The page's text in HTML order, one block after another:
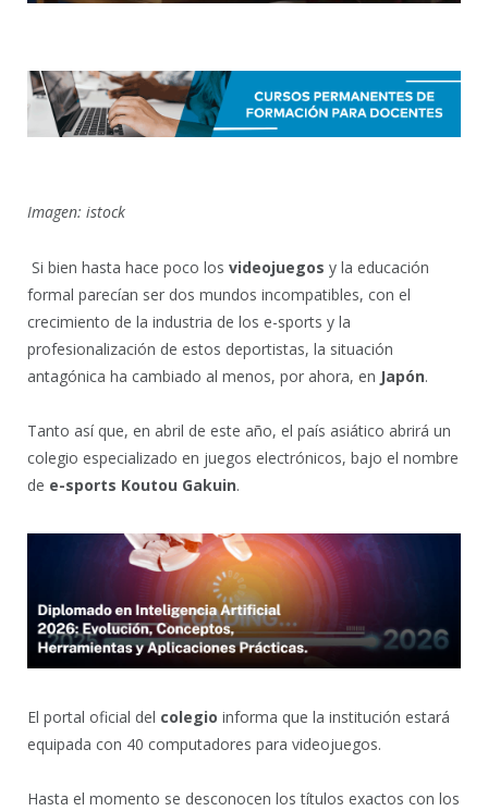
Imagen: istock
Si bien hasta hace poco los videojuegos y la educación
formal parecían ser dos mundos incompatibles, con el
crecimiento de la industria de los e-sports y la
profesionalización de estos deportistas, la situación
antagónica ha cambiado al menos, por ahora, en Japón.
Tanto así que, en abril de este año, el país asiático abrirá un
colegio especializado en juegos electrónicos, bajo el nombre
de e-sports Koutou Gakuin.
El portal oficial del colegio informa que la institución estará
equipada con 40 computadores para videojuegos.
Hasta el momento se desconocen los títulos exactos con los